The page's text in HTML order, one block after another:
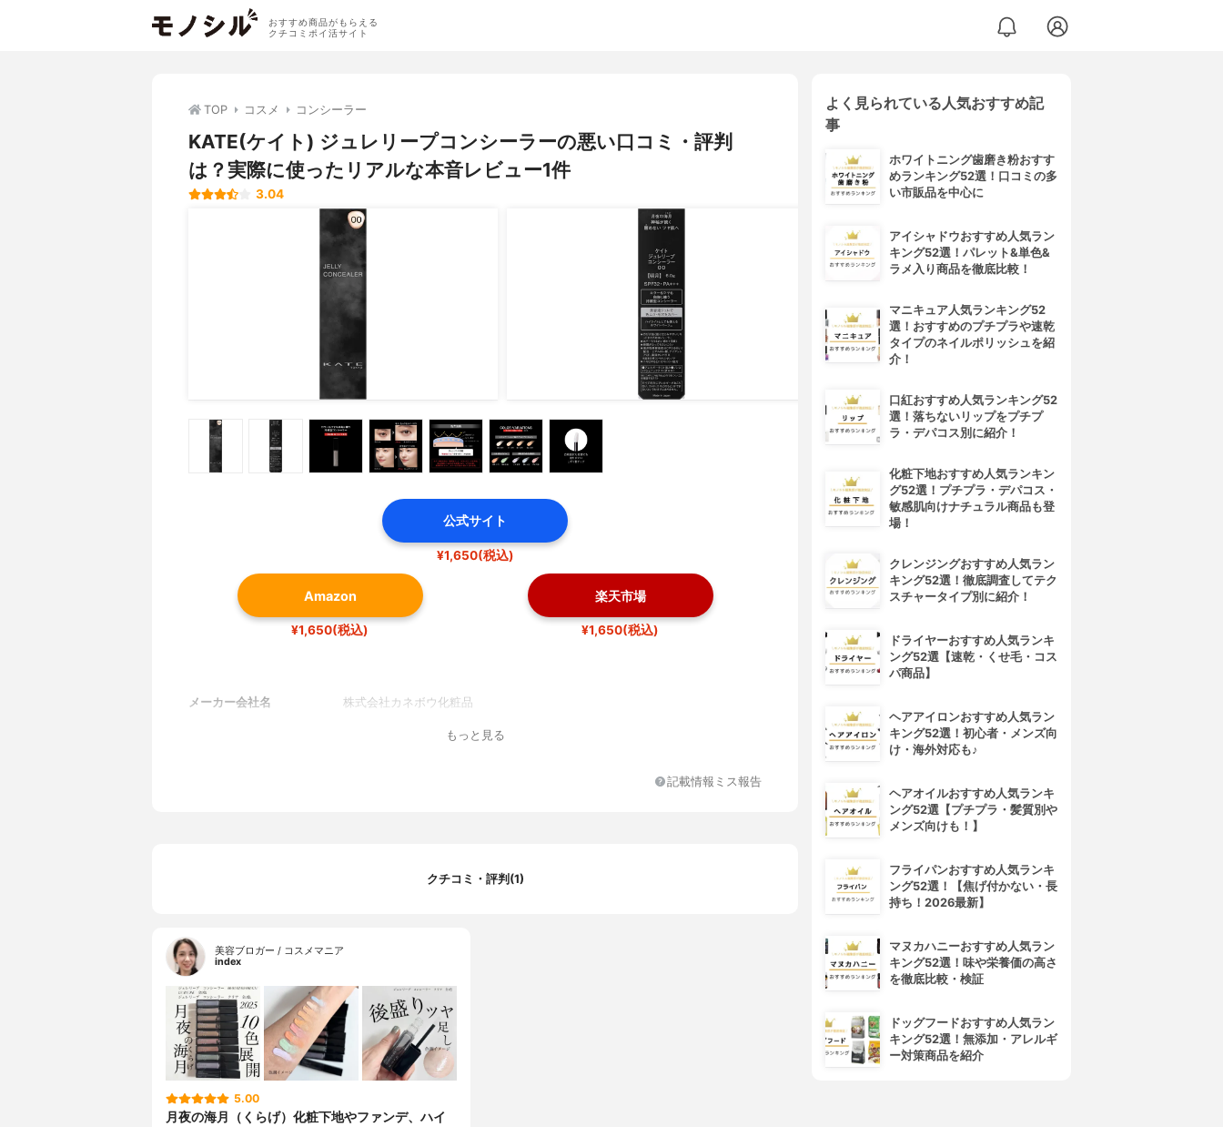
おすすめ商品がもらえる
クチコミポイ活サイト
TOP コスメ コンシーラー
KATE(ケイト) ジュレリープコンシーラーの悪い口コミ・評判
は？実際に使ったリアルな本音レビュー1件
3.04
公式サイト
¥1,650(税込)
Amazon
¥1,650(税込)
楽天市場
¥1,650(税込)
メーカー会社名 株式会社カネボウ化粧品
もっと見る
記載情報ミス報告
クチコミ・評判(1)
美容ブロガー / コスメマニア
index
5.00
月夜の海月（くらげ）化粧下地やファンデ、ハイ
よく見られている人気おすすめ記
事
ホワイトニング歯磨き粉おすす
めランキング52選！口コミの多
い市販品を中心に
アイシャドウおすすめ人気ラン
キング52選！パレット&単色&
ラメ入り商品を徹底比較！
マニキュア人気ランキング52
選！おすすめのプチプラや速乾
タイプのネイルポリッシュを紹
介！
口紅おすすめ人気ランキング52
選！落ちないリップをプチプ
ラ・デパコス別に紹介！
化粧下地おすすめ人気ランキン
グ52選！プチプラ・デパコス・
敏感肌向けナチュラル商品も登
場！
クレンジングおすすめ人気ラン
キング52選！徹底調査してテク
スチャータイプ別に紹介！
ドライヤーおすすめ人気ランキ
ング52選【速乾・くせ毛・コス
パ商品】
ヘアアイロンおすすめ人気ラン
キング52選！初心者・メンズ向
け・海外対応も♪
ヘアオイルおすすめ人気ランキ
ング52選【プチプラ・髪質別や
メンズ向けも！】
フライパンおすすめ人気ランキ
ング52選！【焦げ付かない・長
持ち！2026最新】
マヌカハニーおすすめ人気ラン
キング52選！味や栄養価の高さ
を徹底比較・検証
ドッグフードおすすめ人気ラン
キング52選！無添加・アレルギ
ー対策商品を紹介